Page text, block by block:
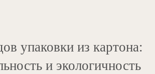
упаковки из картона:
и экологичность